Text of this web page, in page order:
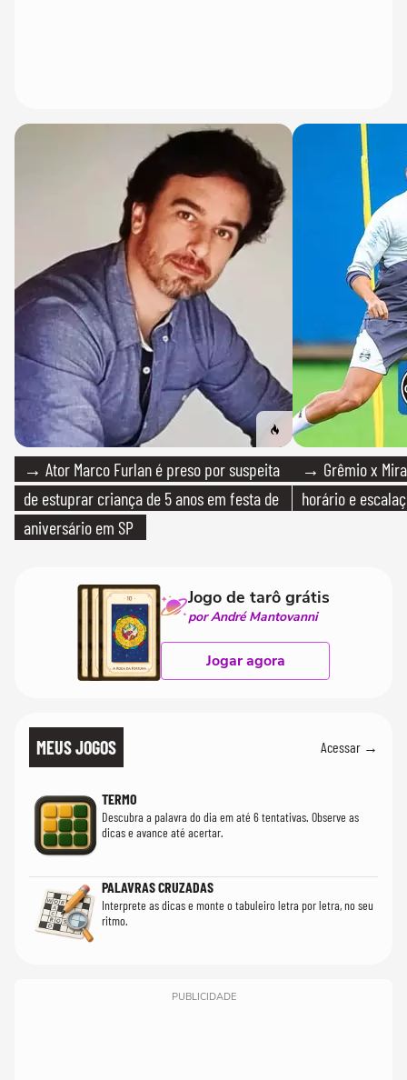
→ Ator Marco Furlan é preso por suspeita
de estuprar criança de 5 anos em festa de
aniversário em SP
→ Grêmio x
horário e
Jogo de tarô grátis
por André Mantovanni
Jogar agora
MEUS JOGOS Acessar →
TERMO
Descubra a palavra do dia em até 6 tentativas. Observe as
dicas e avance até acertar.
PALAVRAS CRUZADAS
Interprete as dicas e monte o tabuleiro letra por letra, no seu
ritmo.
PUBLICIDADE